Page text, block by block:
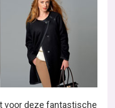
voor deze fantastische